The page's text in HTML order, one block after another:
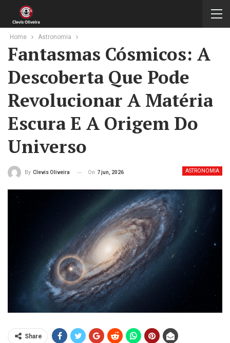
Home Astronomia
Fantasmas Cósmicos: A
Descoberta Que Pode
Revolucionar A Matéria
Escura E A Origem Do
Universo
ASTRONOMIA
By Clevis Oliveira On 7 jun, 2026
Share